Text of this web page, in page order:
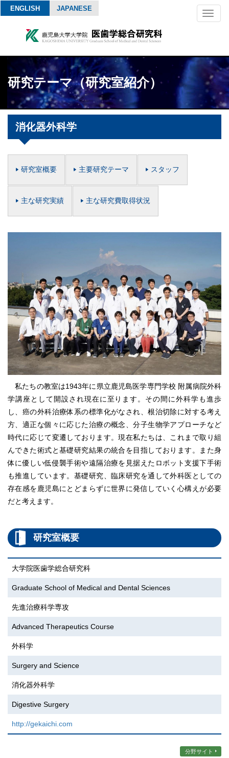
ENGLISH JAPANESE
研究テーマ（研究室紹介）
消化器外科学
研究室概要 主要研究テーマ スタッフ
主な研究実績 主な研究費取得状況
私たちの教室は1943年に県立鹿児島医学専門学校 附属病院外科
学講座として開設され現在に至ります。その間に外科学も進歩
し、癌の外科治療体系の標準化がなされ、根治切除に対する考え
方、適正な個々に応じた治療の概念、分子生物学アプローチなど
時代に応じて変遷しております。現在私たちは、これまで取り組
んできた術式と基礎研究結果の統合を目指しております。また身
体に優しい低侵襲手術や遠隔治療を見据えたロボット支援下手術
も推進しています。基礎研究、臨床研究を通して外科医としての
存在感を鹿児島にとどまらずに世界に発信していく心構えが必要
だと考えます。
研究室概要
大学院医歯学総合研究科
Graduate School of Medical and Dental Sciences
先進治療科学専攻
Advanced Therapeutics Course
外科学
Surgery and Science
消化器外科学
Digestive Surgery
http://gekaichi.com
分野サイト